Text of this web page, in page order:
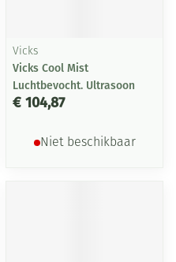
Vicks
Vicks Cool Mist
Luchtbevocht. Ultrasoon
€ 104,87
Niet beschikbaar